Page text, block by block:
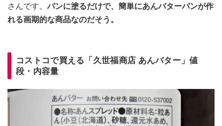
さんです。パンに塗るだけで、簡単にあんバターパンが作
れる画期的な商品なのだそう。
コストコで買える「久世福商店 あんバター」値
段・内容量